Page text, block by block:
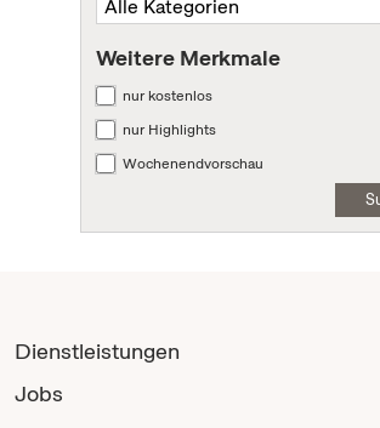
Weitere Merkmale
nur kostenlos
nur Highlights
Wochenendvorschau
Dienstleistungen
Jobs